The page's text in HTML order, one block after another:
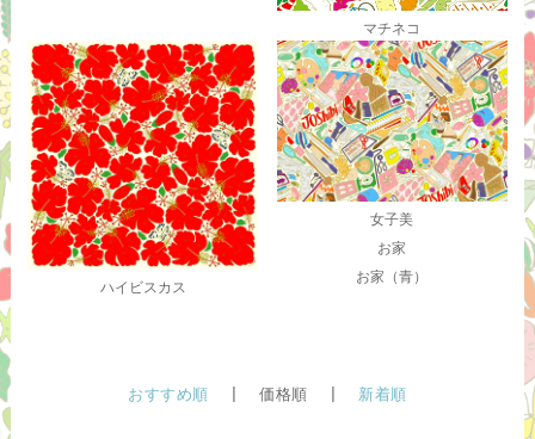
マチネコ
ハイビスカス
女子美
お家
お家（青）
おすすめ順 | 価格順 | 新着順